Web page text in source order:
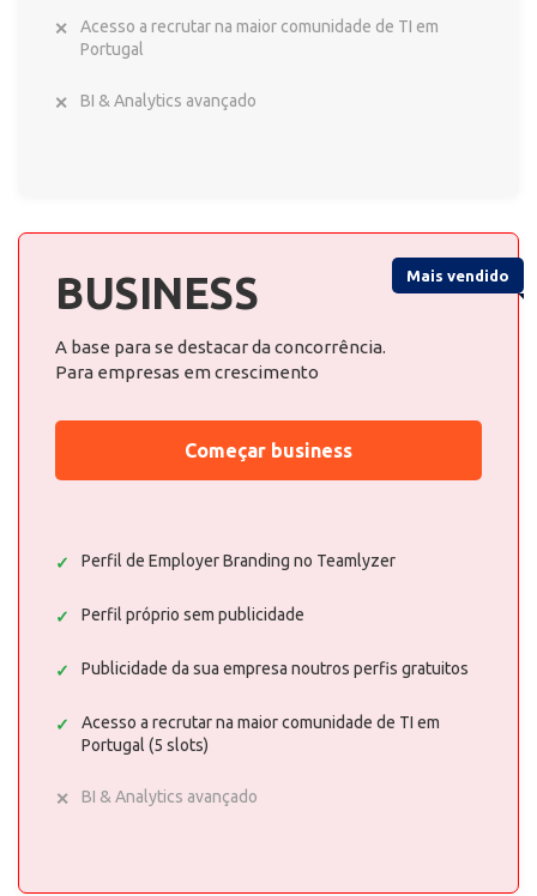
Acesso a recrutar na maior comunidade de TI em
Portugal
BI & Analytics avançado
Mais vendido
BUSINESS
A base para se destacar da concorrência.
Para empresas em crescimento
Começar business
Perfil de Employer Branding no Teamlyzer
Perfil próprio sem publicidade
Publicidade da sua empresa noutros perfis gratuitos
Acesso a recrutar na maior comunidade de TI em
Portugal (5 slots)
BI & Analytics avançado